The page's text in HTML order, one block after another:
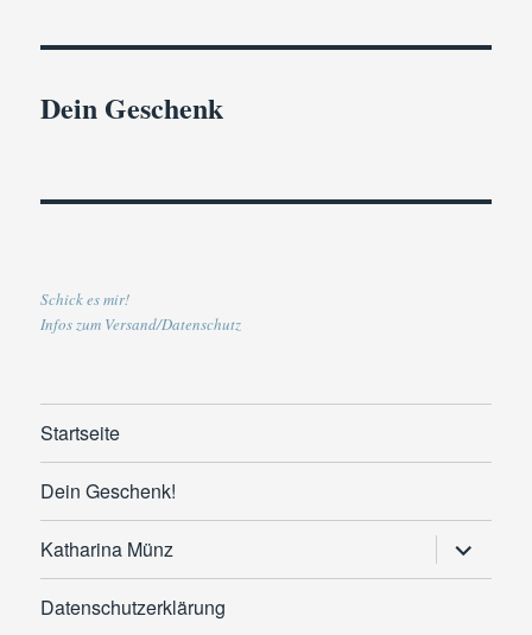
Dein Geschenk
Schick es mir!
Infos zum Versand/Datenschutz
Startseite
Dein Geschenk!
Katharina Münz
anzeigen
Datenschutzerklärung